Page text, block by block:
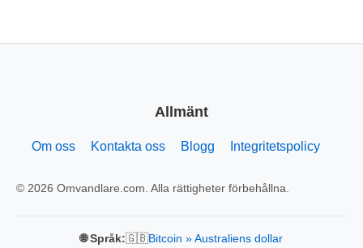
Allmänt
Om oss Kontakta oss Blogg Integritetspolicy
© 2026 Omvandlare.com. Alla rättigheter förbehållna.
🌐 Språk:🇬🇧Bitcoin » Australiens dollar